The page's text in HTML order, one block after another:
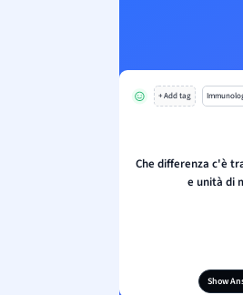
+ Add tag
Che differenza c'è
e unità di
Show